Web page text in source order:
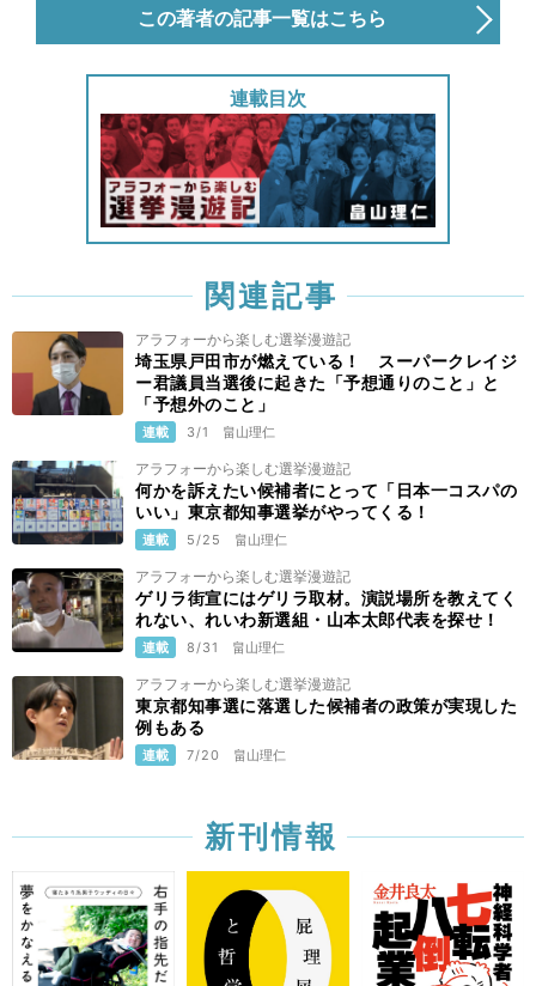
この著者の記事一覧はこちら
連載目次
関連記事
アラフォーから楽しむ選挙漫遊記
埼玉県戸田市が燃えている！ スーパークレイジ
ー君議員当選後に起きた「予想通りのこと」と
「予想外のこと」
連載 3/1 畠山理仁
アラフォーから楽しむ選挙漫遊記
何かを訴えたい候補者にとって「日本一コスパの
いい」東京都知事選挙がやってくる！
連載 5/25 畠山理仁
アラフォーから楽しむ選挙漫遊記
ゲリラ街宣にはゲリラ取材。演説場所を教えてく
れない、れいわ新選組・山本太郎代表を探せ！
連載 8/31 畠山理仁
アラフォーから楽しむ選挙漫遊記
東京都知事選に落選した候補者の政策が実現した
例もある
連載 7/20 畠山理仁
新刊情報